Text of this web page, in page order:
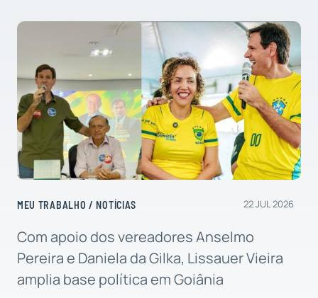
MEU TRABALHO /NOTÍCIAS 22 JUL 2026
Com apoio dos vereadores Anselmo
Pereira e Daniela da Gilka, Lissauer Vieira
amplia base política em Goiânia